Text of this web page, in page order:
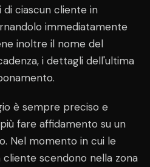
di ciascun cliente in
immediatamente
inoltre il nome del
i dettagli dell'ultima
è sempre preciso e
fare affidamento su un
Nel momento in cui le
cliente scendono nella zona